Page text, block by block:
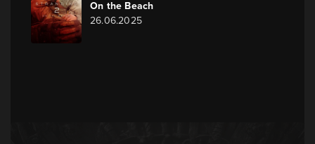
On the Beach
26.06.2025